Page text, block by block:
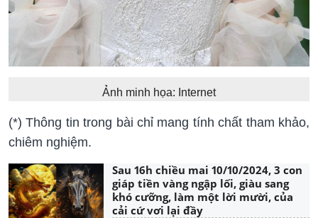
Ảnh minh họa: Internet
(*) Thông tin trong bài chỉ mang tính chất tham khảo,
chiêm nghiệm.
Sau 16h chiều mai 10/10/2024, 3 con
giáp tiền vàng ngập lối, giàu sang
khó cưỡng, làm một lời mười, của
cải cứ vơi lại đầy